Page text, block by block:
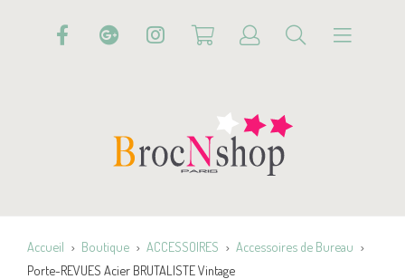
Accueil Boutique ACCESSOIRES
Accessoires de Bureau
Porte-REVUES Acier BRUTALISTE Vintage